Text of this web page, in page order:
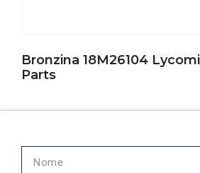
Bronzina 18M26104
Parts